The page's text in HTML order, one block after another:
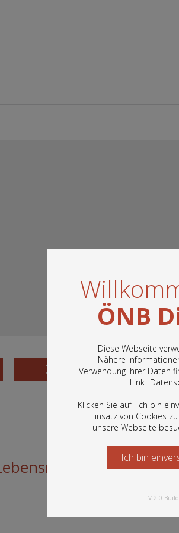
ÖNB
Diese Webseite
Nähere
Verwendung Ihrer Daten
Link "
Klicken Sie auf "Ich bin
Einsatz von Cookies
unsere Webseite
In diesem Portal
Bestände der
Grafiken und
Ich bin
Starten
V 2.0
Zum Katalogisat
erhält!